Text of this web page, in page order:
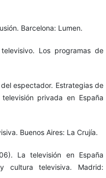
Barcelona: Lumen.
Los programas de
espectador. Estrategias de
privada en España
Buenos Aires: La Crujía.
La televisión en España
cultura televisiva. Madrid: